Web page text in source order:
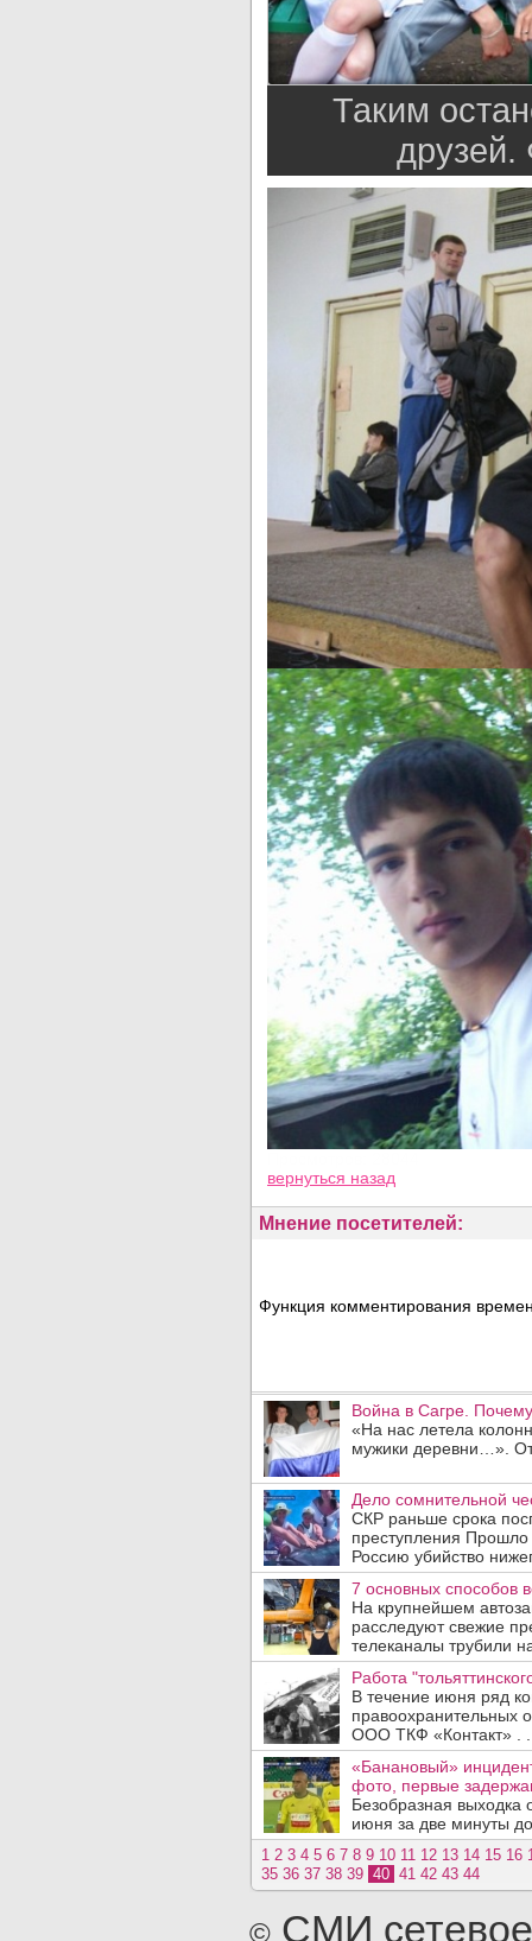
Таким
друзей.
вернуться назад
Мнение посетителей:
Функция комментирования
Война в Сагре.
«На нас летела
мужики деревни…».
Дело сомнительной
СКР раньше срока
преступления Прошло
Россию убийство
7 основных способов
На крупнейшем
расследуют свежие
телеканалы трубили
Работа
В течение июня ряд
правоохранительных
ООО ТКФ «Контакт» .
«Банановый»
фото, первые
Безобразная
июня за две минуты
1 2 3 4 5 6 7 8 9 10 11 12 13 14 15 16
35 36 37 38 39 40 41 42 43 44
© СМИ